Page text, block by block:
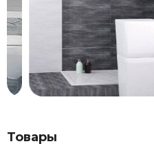
Товары